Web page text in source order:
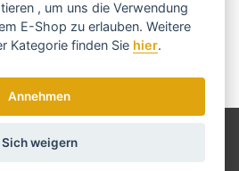
und Rabatte.
, um uns die Verwendung
Shop zu erlauben. Weitere
Kategorie finden Sie hier.
Annehmen
Sich weigern